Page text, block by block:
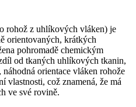
rohož z uhlíkových vláken) je
orientovaných, krátkých
pohromadě chemickým
od tkaných uhlíkových tkanin,
orientace vláken rohože
vlastnosti, což znamená, že má
ve své rovině.